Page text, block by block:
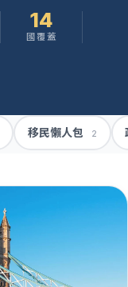
14
國覆蓋
移民懶人包 2